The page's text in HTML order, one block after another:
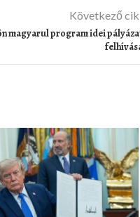
Következő
magyarul program idei